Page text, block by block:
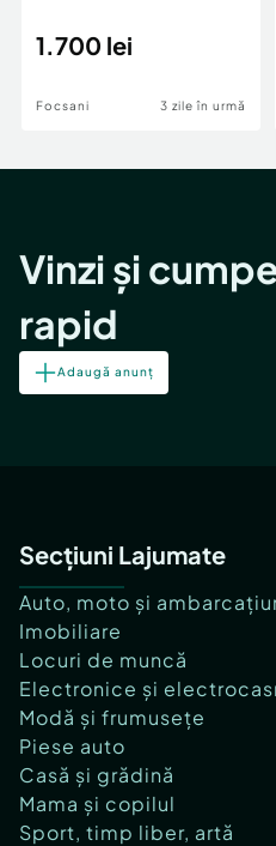
1.700 lei
Focsani 3 zile în urmă
Vinzi și
rapid
Adaugă anunț
Secțiuni Lajumate
Auto, moto și
Imobiliare
Locuri de muncă
Electronice și
Modă și frumusețe
Piese auto
Casă și grădină
Mama și copilul
Sport, timp liber, artă